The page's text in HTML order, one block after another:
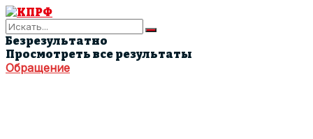
Безрезультатно
Просмотреть все результаты
Обращение